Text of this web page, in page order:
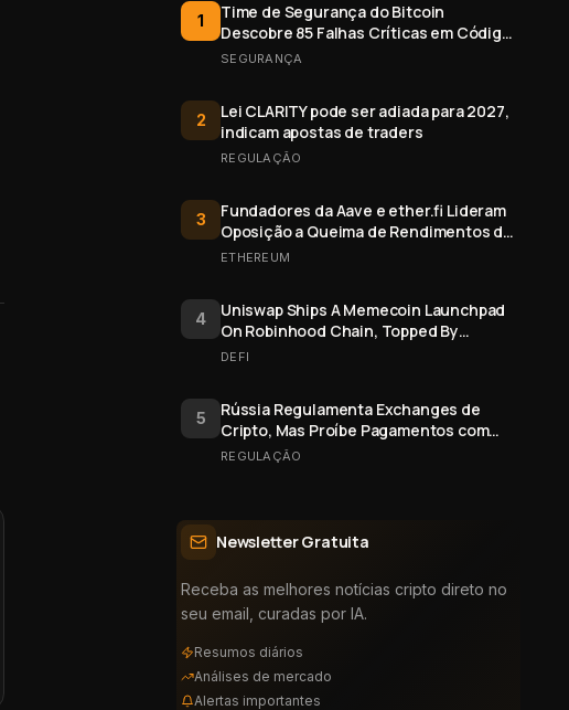
1
Time de Segurança do Bitcoin
Descobre 85 Falhas Críticas em Código
Aberto
SEGURANÇA
2
Lei CLARITY pode ser adiada para 2027,
indicam apostas de traders
REGULAÇÃO
3
Fundadores da Aave e ether.fi Lideram
Oposição a Queima de Rendimentos de
Staking do Ethereum
ETHEREUM
4
Uniswap Ships A Memecoin Launchpad
On Robinhood Chain, Topped By
$FRONG Token Minted Six Days Early
DEFI
5
Rússia Regulamenta Exchanges de
Cripto, Mas Proíbe Pagamentos com
Bitcoin
REGULAÇÃO
Newsletter Gratuita
Receba as melhores notícias cripto direto no
seu email, curadas por IA.
Resumos diários
Análises de mercado
Alertas importantes